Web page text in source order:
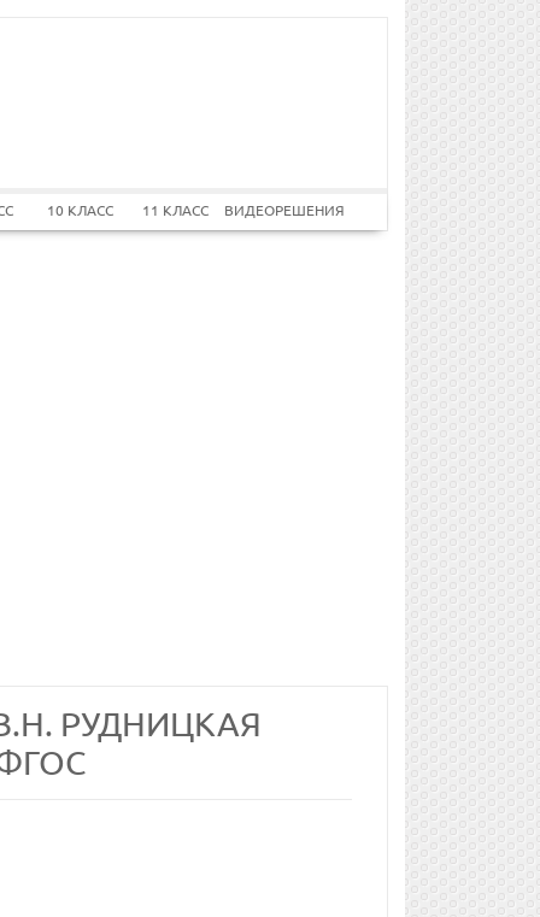
10 КЛАСС 11 КЛАСС ВИДЕОРЕШЕНИЯ
РУДНИЦКАЯ